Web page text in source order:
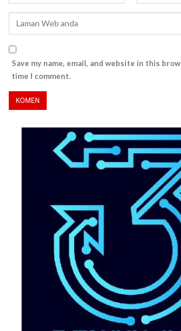
Save my name, email, and website in this
time I comment.